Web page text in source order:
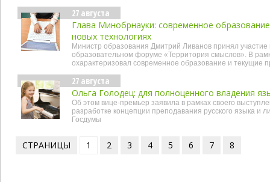
27 августа
Глава Минобрнауки: современное
новых технологиях
Министр образования Дмитрий Ливанов принял
образовательном форуме «Территория смыслов». В
охарактеризовал современное образование и текущие
27 августа
Ольга Голодец: для полноценного владения
Об этом вице-премьер заявила в рамках своего
разработке концепции преподавания русского языка и
Госдумы
СТРАНИЦЫ 1 2 3 4 5 6 7 8